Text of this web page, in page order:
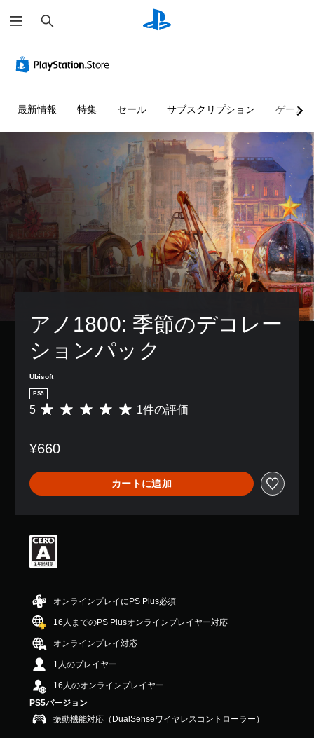
索
最新情報 特集 セール サブスクリプション ゲーム
アノ1800: 季節のデコレー
ションパック
Ubisoft
PS5
評
は
、
平
均
は
段
の
で
す
5 1件の評価
¥660
カートに追加
オンラインプレイにPS Plus必須
16人までのPS Plusオンラインプレイヤー対応
オンラインプレイ対応
1人のプレイヤー
16人のオンラインプレイヤー
PS5バージョン
振動機能対応（DualSenseワイヤレスコントローラー）